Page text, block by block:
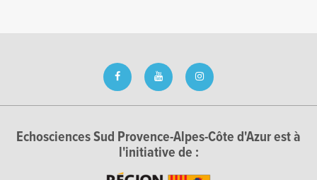
Echosciences Sud Provence-Alpes-Côte d'Azur est à
l'initiative de :